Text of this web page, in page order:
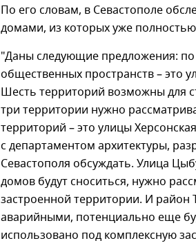
По его словам, в Севастополе
домами, из которых уже
"Даны следующие предложения:
общественных пространств – это
Шесть территорий возможны для
три территории нужно
территорий – это улицы
с департаментом архитектуры,
Севастополя обсуждать. Улица
домов будут сноситься, нужно
застроенной территории. И
аварийными, потенциально еще
использовано под комплексную